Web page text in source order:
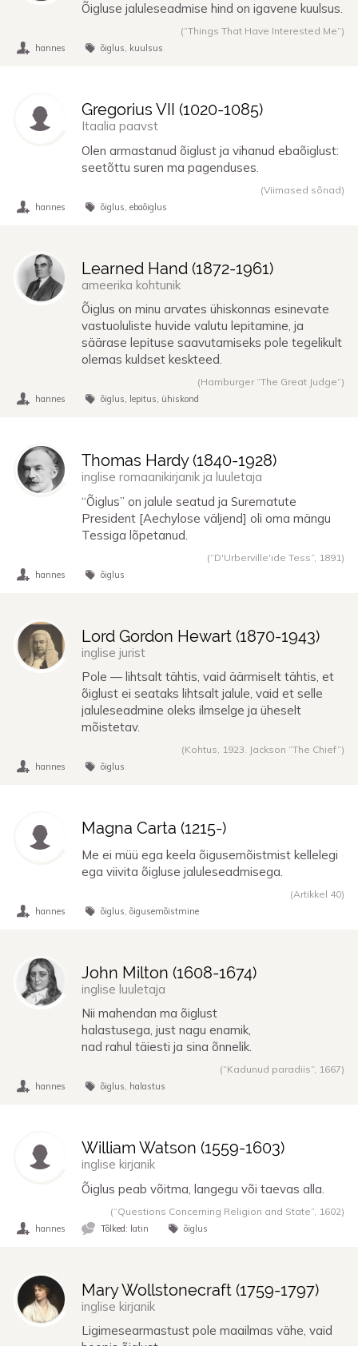
Õigluse jaluleseadmise hind on igavene kuulsus.
(“Things That Have Interested Me”)
hannes õiglus kuulsus
Gregorius VII (1020-1085)
Itaalia paavst
Olen armastanud õiglust ja vihanud ebaõiglust:
seetõttu suren ma pagenduses.
(Viimased sõnad)
hannes õiglus ebaõiglus
Learned Hand (1872-1961)
ameerika kohtunik
Õiglus on minu arvates ühiskonnas esinevate
vastuoluliste huvide valutu lepitamine, ja
säärase lepituse saavutamiseks pole tegelikult
olemas kuldset keskteed.
(Hamburger “The Great Judge”)
hannes õiglus lepitus ühiskond
Thomas Hardy (1840-1928)
inglise romaanikirjanik ja luuletaja
“Õiglus” on jalule seatud ja Surematute
President [Aechylose väljend] oli oma mängu
Tessiga lõpetanud.
(“D'Urberville'ide Tess”, 1891 )
hannes õiglus
Lord Gordon Hewart (1870-1943)
inglise jurist
Pole — lihtsalt tähtis, vaid äärmiselt tähtis, et
õiglust ei seataks lihtsalt jalule, vaid et selle
jaluleseadmine oleks ilmselge ja üheselt
mõistetav.
(Kohtus, 1923. Jackson “The Chief”)
hannes õiglus
Magna Carta (1215-)
Me ei müü ega keela õigusemõistmist kellelegi
ega viivita õigluse jaluleseadmisega.
(Artikkel 40)
hannes õiglus õigusemõistmine
John Milton (1608-1674)
inglise luuletaja
Nii mahendan ma õiglust
halastusega, just nagu enamik,
nad rahul täiesti ja sina õnnelik.
(“Kadunud paradiis”, 1667)
hannes õiglus halastus
William Watson (1559-1603)
inglise kirjanik
Õiglus peab võitma, langegu või taevas alla.
(“Questions Concerning Religion and State”, 1602)
hannes Tõlked: latin õiglus
Mary Wollstonecraft (1759-1797)
inglise kirjanik
Ligimesearmastust pole maailmas vähe, vaid